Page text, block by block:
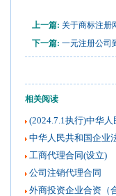
上一篇: 关于商标注册
下一篇: 一元注册公司
相关阅读
(2024.7.1执行)中华
中华人民共和国企业
工商代理合同(设立)
公司注销代理合同
外商投资企业合资（